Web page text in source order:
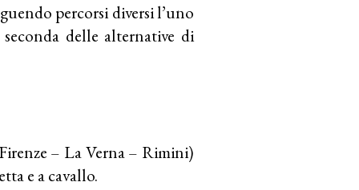
percorsi diversi l’uno
delle alternative di
– La Verna – Rimini)
e a cavallo.